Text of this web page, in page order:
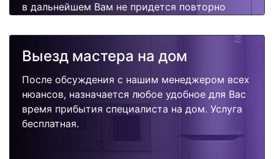
в дальнейшем Вам не придется повторно
поломок.
Выезд мастера на дом
После обсуждения с нашим менеджером всех
нюансов, назначается любое удобное для Вас
время прибытия специалиста на дом. Услуга
бесплатная.